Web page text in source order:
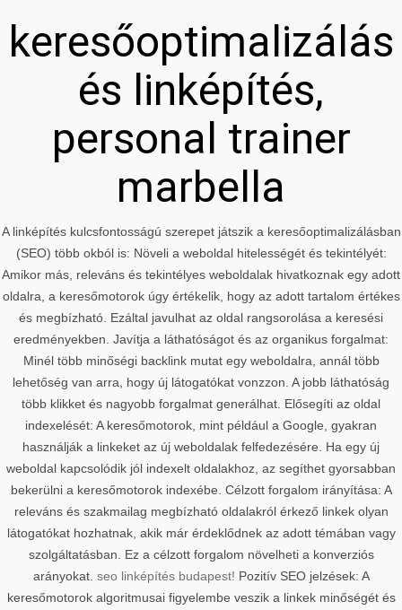
keresőoptimalizálás
és linképítés,
personal trainer
marbella
A linképítés kulcsfontosságú szerepet játszik a keresőoptimalizálásban
(SEO) több okból is: Növeli a weboldal hitelességét és tekintélyét:
Amikor más, releváns és tekintélyes weboldalak hivatkoznak egy adott
oldalra, a keresőmotorok úgy értékelik, hogy az adott tartalom értékes
és megbízható. Ezáltal javulhat az oldal rangsorolása a keresési
eredményekben. Javítja a láthatóságot és az organikus forgalmat:
Minél több minőségi backlink mutat egy weboldalra, annál több
lehetőség van arra, hogy új látogatókat vonzzon. A jobb láthatóság
több klikket és nagyobb forgalmat generálhat. Elősegíti az oldal
indexelését: A keresőmotorok, mint például a Google, gyakran
használják a linkeket az új weboldalak felfedezésére. Ha egy új
weboldal kapcsolódik jól indexelt oldalakhoz, az segíthet gyorsabban
bekerülni a keresőmotorok indexébe. Célzott forgalom irányítása: A
releváns és szakmailag megbízható oldalakról érkező linkek olyan
látogatókat hozhatnak, akik már érdeklődnek az adott témában vagy
szolgáltatásban. Ez a célzott forgalom növelheti a konverziós
arányokat. seo linképítés budapest! Pozitív SEO jelzések: A
keresőmotorok algoritmusai figyelembe veszik a linkek minőségét és